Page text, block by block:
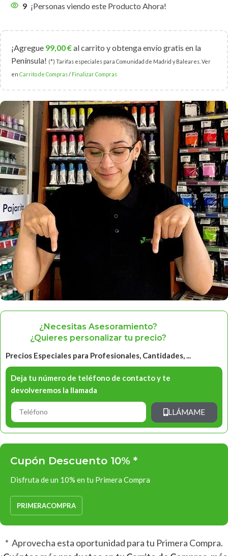
9 ¡Personas viendo este Producto Ahora!
¡Agregue 99,00€al carrito y obtenga envío gratis en la
Península! (*) Tarifas especiales para Comunidad de Madrid y Baleares. Ver
en Carrito de Compras/ Finalizar Compras
¿Necesitas Asesoramiento?
¿Quieres personalizar tu precio?
Precios Especiales para Profesionales, Cantidades, ...
Deja tu número de teléfono de contacto y te
devolveremos la llamada
LLÁMAME
Cupón Descuento 10% *
Disfruta de un 10% en tu Primera Compra
PRIMERACOMPRA
* Aprovecha esta oportunidad para tu Primera Compra.